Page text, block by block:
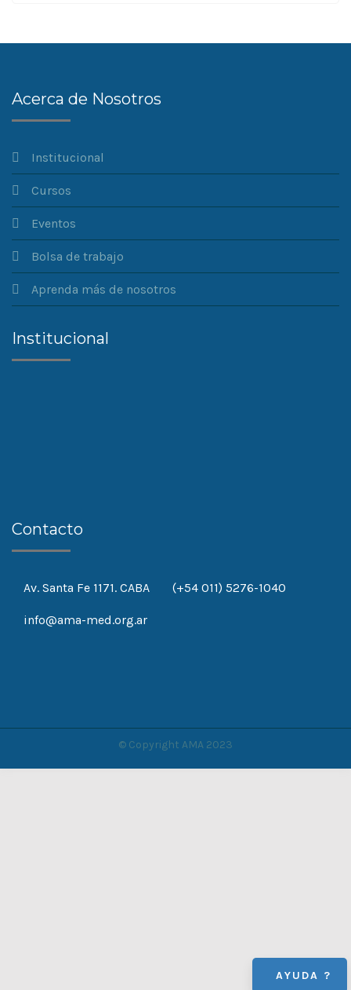
AYUDA ?
Acerca de Nosotros
Institucional
Cursos
Eventos
Bolsa de trabajo
Aprenda más de nosotros
Institucional
Contacto
Av. Santa Fe 1171. CABA (+54 011) 5276-1040
info@ama-med.org.ar
© Copyright AMA 2023